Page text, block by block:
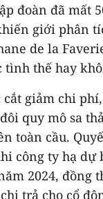
đoàn đã mất
giới phân
de la
tình thế hay
giảm chi
quy mô sa
toàn cầu.
công ty hạ dự
2024, đồng
trả cho cổ